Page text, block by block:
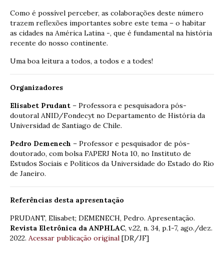
Como é possível perceber, as colaborações deste número
trazem reflexões importantes sobre este tema – o habitar
as cidades na América Latina -, que é fundamental na história
recente do nosso continente.
Uma boa leitura a todos, a todos e a todes!
Organizadores
Elisabet Prudant – Professora e pesquisadora pós-
doutoral ANID/Fondecyt no Departamento de História da
Universidad de Santiago de Chile.
Pedro Demenech – Professor e pesquisador de pós-
doutorado, com bolsa FAPERJ Nota 10, no Instituto de
Estudos Sociais e Políticos da Universidade do Estado do Rio
de Janeiro.
Referências desta apresentação
PRUDANT, Elisabet; DEMENECH, Pedro. Apresentação.
Revista Eletrônica da ANPHLAC, v.22, n. 34, p.1-7, ago./dez.
2022. Acessar publicação original [DR/JF]